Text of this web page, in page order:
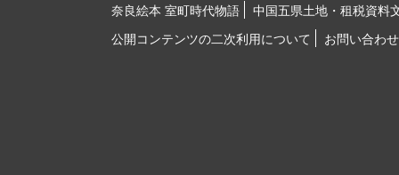
奈良絵本 室町時代物語
中国五県土地・租税資料
公開コンテンツの二次利用について
お問い合わせ